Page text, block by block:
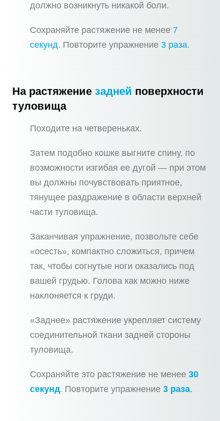
должно возникнуть никакой боли.
Сохраняйте растяжение не менее 7
секунд. Повторите упражнение 3 раза.
На растяжение задней поверхности
туловища
Походите на четвереньках.
Затем подобно кошке выгните спину, по
возможности изгибая ее дугой — при этом
вы должны почувствовать приятное,
тянущее раздражение в области верхней
части туловища.
Заканчивая упражнение, позвольте себе
«осесть», компактно сложиться, причем
так, чтобы согнутые ноги оказались под
вашей грудью. Голова как можно ниже
наклоняется к груди.
«Заднее» растяжение укрепляет систему
соединительной ткани задней стороны
туловища.
Сохраняйте это растяжение не менее 30
секунд. Повторите упражнение 3 раза.